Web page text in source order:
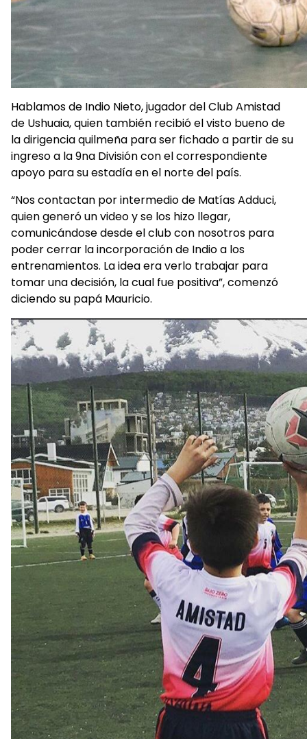
Hablamos de Indio Nieto, jugador del Club Amistad
de Ushuaia, quien también recibió el visto bueno de
la dirigencia quilmeña para ser fichado a partir de su
ingreso a la 9na División con el correspondiente
apoyo para su estadía en el norte del país.
“Nos contactan por intermedio de Matías Adduci,
quien generó un video y se los hizo llegar,
comunicándose desde el club con nosotros para
poder cerrar la incorporación de Indio a los
entrenamientos. La idea era verlo trabajar para
tomar una decisión, la cual fue positiva”, comenzó
diciendo su papá Mauricio.